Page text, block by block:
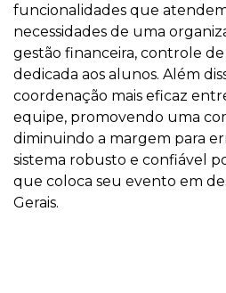
funcionalidades que
necessidades de uma
gestão financeira, controle de
dedicada aos alunos. Além
coordenação mais eficaz
equipe, promovendo uma
diminuindo a margem para
sistema robusto e confiável
que coloca seu evento em
Gerais.